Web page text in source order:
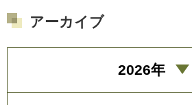
アーカイブ
2026年